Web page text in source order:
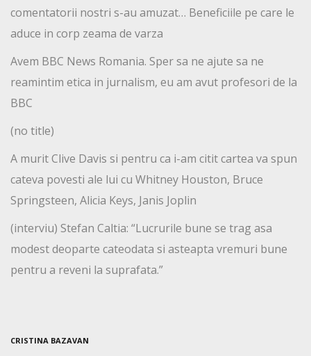
comentatorii nostri s-au amuzat… Beneficiile pe care le
aduce in corp zeama de varza
Avem BBC News Romania. Sper sa ne ajute sa ne
reamintim etica in jurnalism, eu am avut profesori de la
BBC
(no title)
A murit Clive Davis si pentru ca i-am citit cartea va spun
cateva povesti ale lui cu Whitney Houston, Bruce
Springsteen, Alicia Keys, Janis Joplin
(interviu) Stefan Caltia: “Lucrurile bune se trag asa
modest deoparte cateodata si asteapta vremuri bune
pentru a reveni la suprafata.”
CRISTINA BAZAVAN